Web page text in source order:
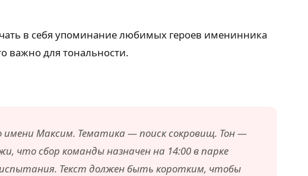
в себя упоминание любимых героев именинника
важно для тональности.
Максим. Тематика — поиск сокровищ. Тон —
что сбор команды назначен на 14:00 в парке
испытания. Текст должен быть коротким, чтобы